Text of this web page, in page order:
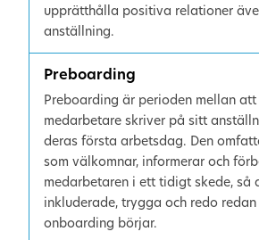
upprätthålla positiva relationer
anställning.
Preboarding
Preboarding är perioden mellan att
medarbetare skriver på sitt
deras första arbetsdag. Den
som välkomnar, informerar och
medarbetaren i ett tidigt skede, så
inkluderade, trygga och redo
onboarding börjar.